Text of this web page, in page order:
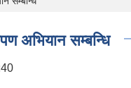
अभियान सम्बन्धि